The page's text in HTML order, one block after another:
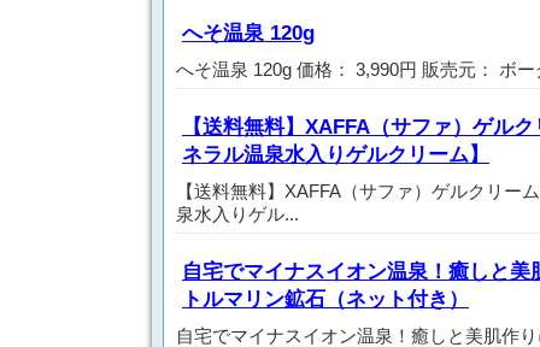
へそ温泉 120g
へそ温泉 120g 価格： 3,990円 販売元： ボ
【送料無料】XAFFA（サファ）ゲル
ネラル温泉水入りゲルクリーム】
【送料無料】XAFFA（サファ）ゲルクリ
泉水入りゲル...
自宅でマイナスイオン温泉！癒しと
トルマリン鉱石（ネット付き）
自宅でマイナスイオン温泉！癒しと美肌作